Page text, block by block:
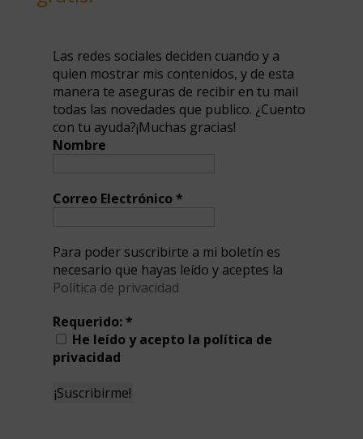
Las redes sociales deciden cuando y a
quien mostrar mis contenidos, y de esta
manera te aseguras de recibir en tu mail
todas las novedades que publico. ¿Cuento
con tu ayuda?¡Muchas gracias!
Nombre
Correo Electrónico*
Para poder suscribirte a mi boletín es
necesario que hayas leído y aceptes la
Política de privacidad
Requerido:*
He leído y acepto la política de
privacidad